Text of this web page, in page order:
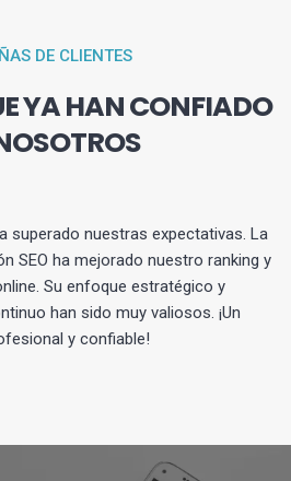
DE CLIENTES
YA HAN CONFIADO
superado nuestras expectativas. La
SEO ha mejorado nuestro ranking y
Su enfoque estratégico y
han sido muy valiosos. ¡Un
y confiable!